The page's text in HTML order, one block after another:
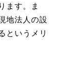
ます。ま
地法人の設
というメリ